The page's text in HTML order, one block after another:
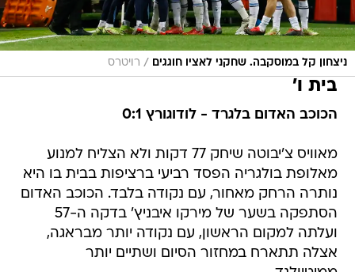
ניצחון קל במוסקבה. שחקני לאציו חוגגים / רויטרס
בית ו'
הכוכב האדום בלגרד - לודוגורץ 0:1
מאוויס צ'יבוטה שיחק 77 דקות ולא הצליח למנוע
מאלופת בולגריה הפסד רביעי ברציפות בבית בו היא
נותרה הרחק מאחור, עם נקודה בלבד. הכוכב האדום
הסתפקה בשער של מירקו איבניץ' בדקה ה-57
ועלתה למקום הראשון, עם נקודה יותר מבראגה,
אצלה תתארח במחזור הסיום ושתיים יותר